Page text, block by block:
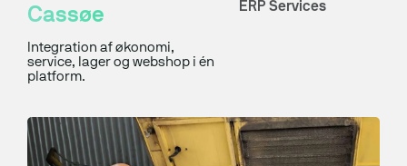
Cassøe
Integration af økonomi,
service, lager og webshop i én
platform.
ERP Services